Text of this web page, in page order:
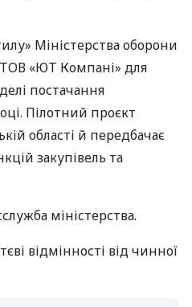
Міністерства оборони
ТОВ «ЮТ Компані» для
постачання
Пілотний проєкт
області й передбачає
закупівель та
міністерства.
відмінності від чинної